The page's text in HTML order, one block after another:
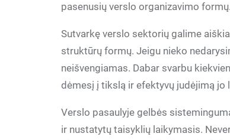
pasenusių verslo organizavimo formų.
Sutvarkę verslo sektorių galime
struktūrų formų. Jeigu nieko
neišvengiamas. Dabar svarbu
dėmesį į tikslą ir efektyvų judėjimą jo
Verslo pasaulyje gelbės
ir nustatytų taisyklių laikymasis.